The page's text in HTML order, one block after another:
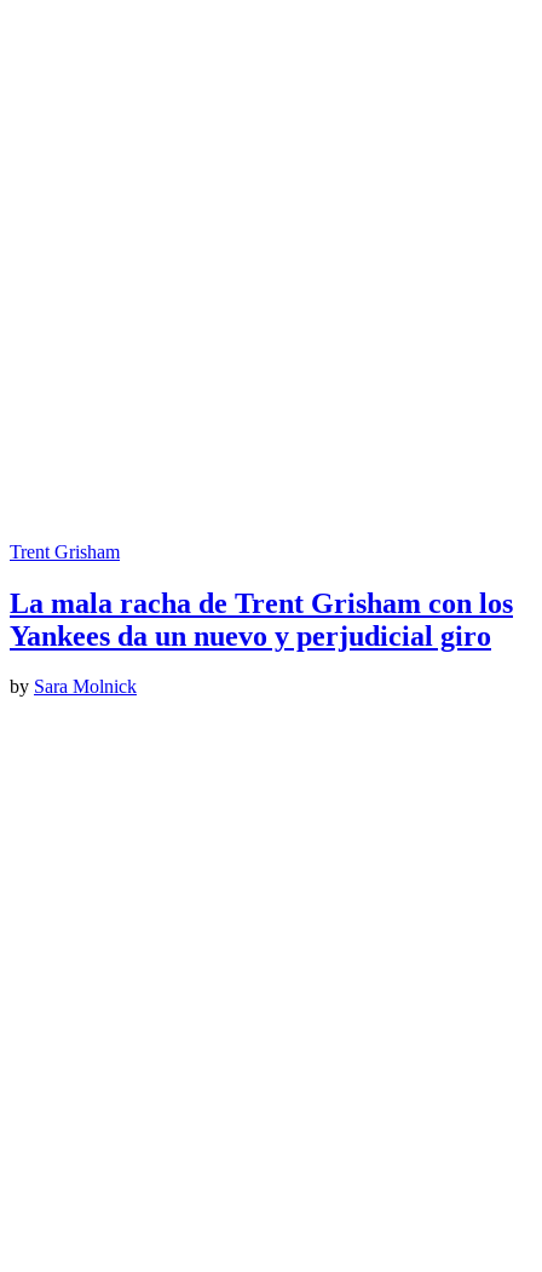
Trent Grisham
La mala racha de Trent Grisham con los
Yankees da un nuevo y perjudicial giro
by Sara Molnick